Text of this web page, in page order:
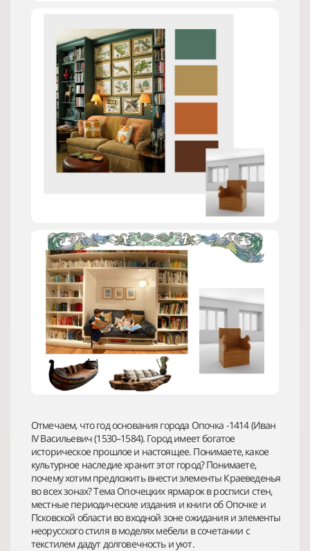
Отмечаем, что год основания города Опочка -1414 (Иван
IV Васильевич (1530–1584). Город имеет богатое
историческое прошлое и настоящее. Понимаете, какое
культурное наследие хранит этот город? Понимаете,
почему хотим предложить внести элементы Краеведенья
во всех зонах? Тема Опочецких ярмарок в росписи стен,
местные периодические издания и книги об Опочке и
Псковской области во входной зоне ожидания и элементы
неорусского стиля в моделях мебели в сочетании с
текстилем дадут долговечность и уют.